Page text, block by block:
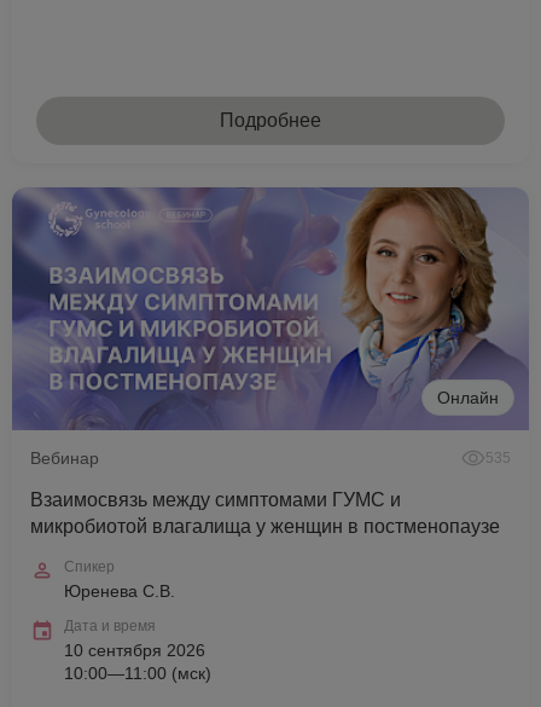
Подробнее
Онлайн
Вебинар 535
Взаимосвязь между симптомами ГУМС и
микробиотой влагалища у женщин в постменопаузе
Спикер
Юренева С.В.
Дата и время
10 сентября 2026
10:00—11:00 (мск)